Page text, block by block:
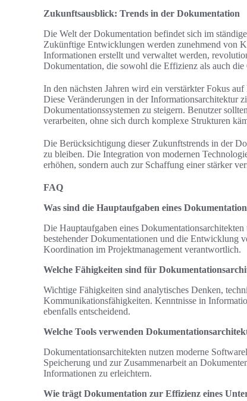
Zukunftsausblick: Trends in der Dokumentation
Die Welt der Dokumentation befindet sich im
Zukünftige Entwicklungen werden zunehmend von
Informationen erstellt und verwaltet werden,
Dokumentation, die sowohl die Effizienz als auch
In den nächsten Jahren wird ein verstärkter Fokus
Diese Veränderungen in der Informationsarchitektur
Dokumentationssystemen zu steigern. Benutzer
verarbeiten, ohne sich durch komplexe Strukturen
Die Berücksichtigung dieser Zukunftstrends in der
zu bleiben. Die Integration von modernen
erhöhen, sondern auch zur Schaffung einer stärker
FAQ
Was sind die Hauptaufgaben eines
Die Hauptaufgaben eines
bestehender Dokumentationen und die Entwicklung
Koordination im Projektmanagement verantwortlich.
Welche Fähigkeiten sind für
Wichtige Fähigkeiten sind analytisches Denken,
Kommunikationsfähigkeiten. Kenntnisse in
ebenfalls entscheidend.
Welche Tools verwenden
Dokumentationsarchitekten nutzen moderne
Speicherung und zur Zusammenarbeit an
Informationen zu erleichtern.
Wie trägt Dokumentation zur Effizienz eines